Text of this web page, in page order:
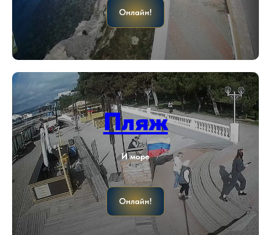
Онлайн!
Пляж
И море
Онлайн!